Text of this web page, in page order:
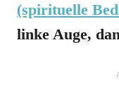
(spirituelle
linke Auge,